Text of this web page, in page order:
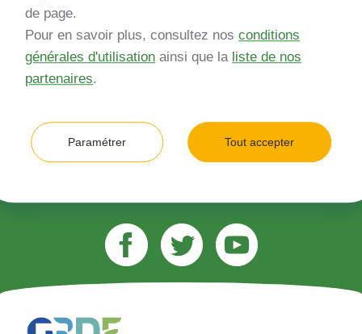
Entreprise
Quelle est votre type d’entreprise ?
M’inscrire
de page.
Pour en savoir plus, consultez nosconditions
générales d'utilisation ainsi que la liste de nos
partenaires.
Paramétrer Tout accepter